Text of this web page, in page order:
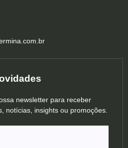
newsletter para receber
notícias, insights ou promoções.